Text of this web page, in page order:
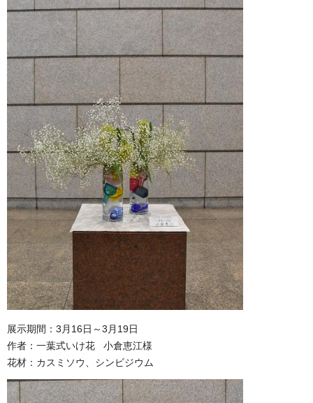
展示期間：3月16日～3月19日
作者：一葉式いけ花 小倉恵江様
花材：カスミソウ、シンビジウム